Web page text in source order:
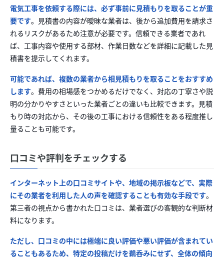
電気工事を依頼する際には、必ず事前に見積もりを取ることが重
要です。見積書の内容が曖昧な業者は、後から追加費用を請求さ
れるリスクがあるため注意が必要です。信頼できる業者であれ
ば、工事内容や使用する部材、作業日数などを詳細に記載した見
積書を提示してくれます。
可能であれば、複数の業者から相見積もりを取ることをおすすめ
します。費用の相場感をつかめるだけでなく、対応の丁寧さや説
明の分かりやすさといった業者ごとの違いも比較できます。見積
もり時の対応から、その後の工事における信頼性をある程度推し
量ることも可能です。
口コミや評判をチェックする
インターネット上の口コミサイトや、地域の掲示板などで、実際
にその業者を利用した人の声を確認することも有効な手段です。
第三者の視点から書かれた口コミは、業者選びの客観的な判断材
料になります。
ただし、口コミの中には極端に良い評価や悪い評価が含まれてい
ることもあるため、特定の投稿だけを鵜呑みにせず、全体の傾向